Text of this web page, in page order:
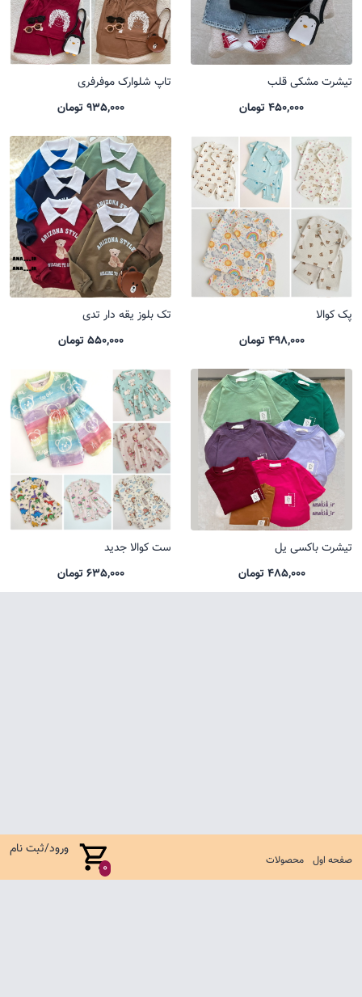
صفحه اول محصولات 0
ورود/ثبت نام
تیشرت مشکی قلب
450,000 تومان
تاپ شلوارک موفرفری
935,000 تومان
پک کوالا
498,000 تومان
تک بلوز یقه دار تدی
550,000 تومان
تیشرت باکسی یل
485,000 تومان
ست کوالا جدید
635,000 تومان